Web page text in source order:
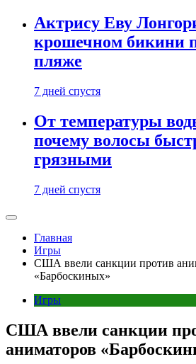
Актрису Еву
крошечном бикини
пляже
7 дней спустя
От температуры
почему волосы
грязными
7 дней спустя
Главная
Игры
США ввели санкции против
«Барбоскиных»
Игры
США ввели санкции
аниматоров